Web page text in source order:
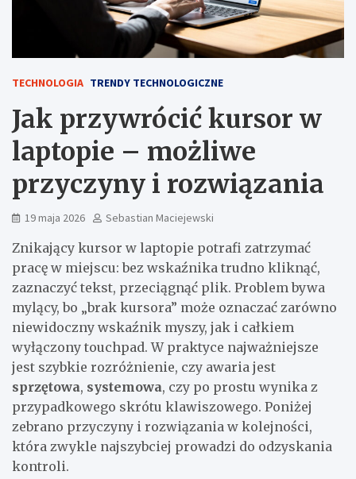
TECHNOLOGIA TRENDY TECHNOLOGICZNE
Jak przywrócić kursor w
laptopie – możliwe
przyczyny i rozwiązania
19 maja 2026 Sebastian Maciejewski
Znikający kursor w laptopie potrafi zatrzymać
pracę w miejscu: bez wskaźnika trudno kliknąć,
zaznaczyć tekst, przeciągnąć plik. Problem bywa
mylący, bo „brak kursora” może oznaczać zarówno
niewidoczny wskaźnik myszy, jak i całkiem
wyłączony touchpad. W praktyce najważniejsze
jest szybkie rozróżnienie, czy awaria jest
sprzętowa, systemowa, czy po prostu wynika z
przypadkowego skrótu klawiszowego. Poniżej
zebrano przyczyny i rozwiązania w kolejności,
która zwykle najszybciej prowadzi do odzyskania
kontroli.